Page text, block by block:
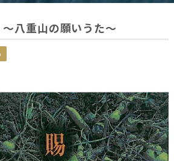
八重山の願いうた～